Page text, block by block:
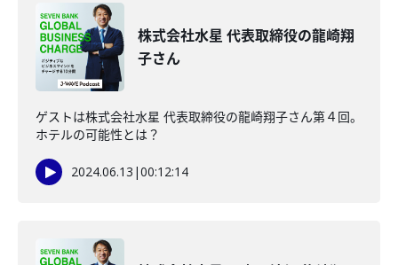
株式会社水星 代表取締役の龍崎翔
子さん
ゲストは株式会社水星 代表取締役の龍崎翔子さん第４回。
ホテルの可能性とは？
2024.06.13 |00:12:14